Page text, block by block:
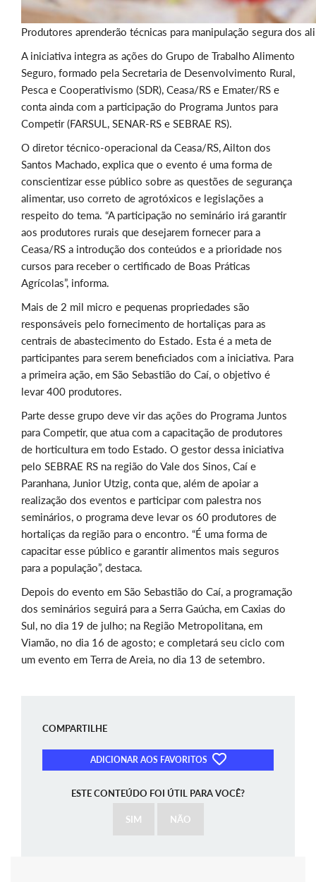
Produtores aprenderão técnicas para manipulação segura dos
A iniciativa integra as ações do Grupo de Trabalho Alimento
Seguro, formado pela Secretaria de Desenvolvimento Rural,
Pesca e Cooperativismo (SDR), Ceasa/RS e Emater/RS e
conta ainda com a participação do Programa Juntos para
Competir (FARSUL, SENAR-RS e SEBRAE RS).
O diretor técnico-operacional da Ceasa/RS, Ailton dos
Santos Machado, explica que o evento é uma forma de
conscientizar esse público sobre as questões de segurança
alimentar, uso correto de agrotóxicos e legislações a
respeito do tema. “A participação no seminário irá garantir
aos produtores rurais que desejarem fornecer para a
Ceasa/RS a introdução dos conteúdos e a prioridade nos
cursos para receber o certificado de Boas Práticas
Agrícolas”, informa.
Mais de 2 mil micro e pequenas propriedades são
responsáveis pelo fornecimento de hortaliças para as
centrais de abastecimento do Estado. Esta é a meta de
participantes para serem beneficiados com a iniciativa. Para
a primeira ação, em São Sebastião do Caí, o objetivo é
levar 400 produtores.
Parte desse grupo deve vir das ações do Programa Juntos
para Competir, que atua com a capacitação de produtores
de horticultura em todo Estado. O gestor dessa iniciativa
pelo SEBRAE RS na região do Vale dos Sinos, Caí e
Paranhana, Junior Utzig, conta que, além de apoiar a
realização dos eventos e participar com palestra nos
seminários, o programa deve levar os 60 produtores de
hortaliças da região para o encontro. “É uma forma de
capacitar esse público e garantir alimentos mais seguros
para a população”, destaca.
Depois do evento em São Sebastião do Caí, a programação
dos seminários seguirá para a Serra Gaúcha, em Caxias do
Sul, no dia 19 de julho; na Região Metropolitana, em
Viamão, no dia 16 de agosto; e completará seu ciclo com
um evento em Terra de Areia, no dia 13 de setembro.
COMPARTILHE
ADICIONAR AOS FAVORITOS
ESTE CONTEÚDO FOI ÚTIL PARA VOCÊ?
SIM NÃO